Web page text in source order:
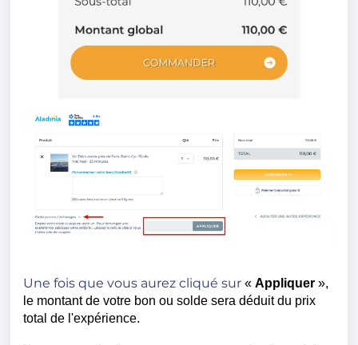
Une fois que vous aurez cliqué sur « Appliquer »,
le montant de votre bon ou solde sera déduit du prix
total de l'expérience.